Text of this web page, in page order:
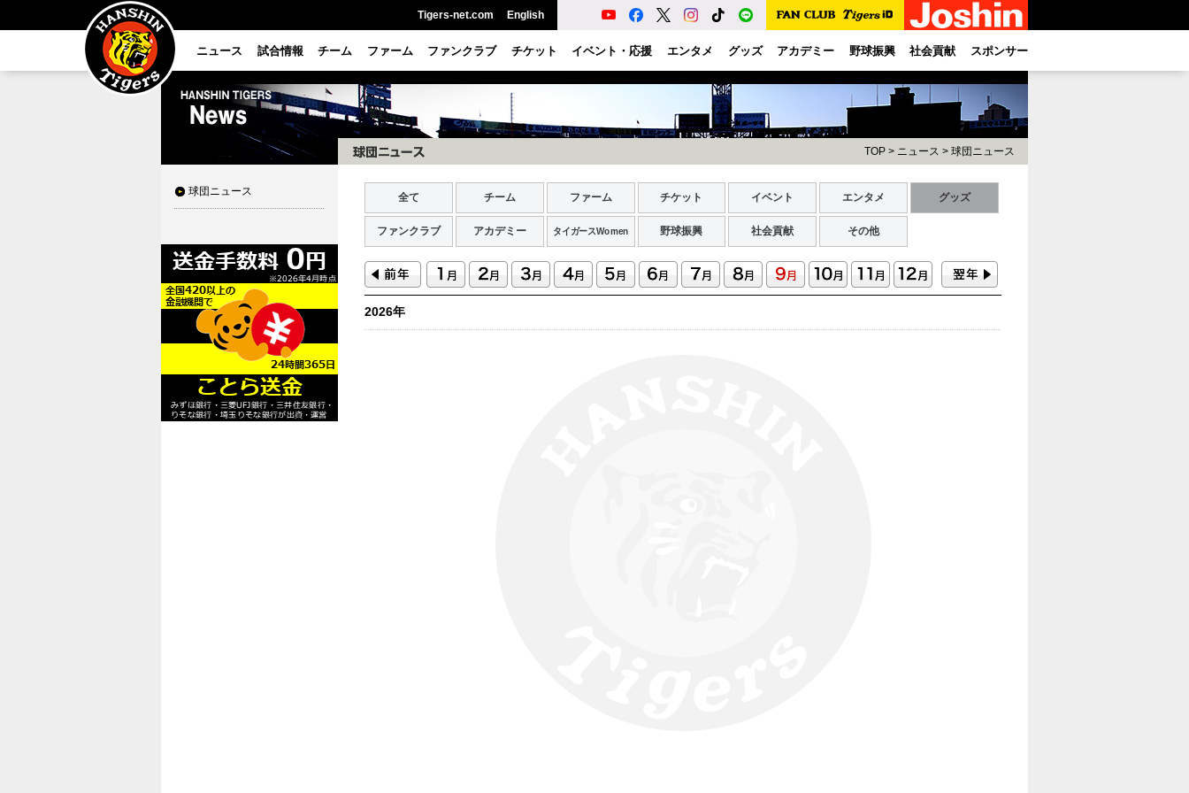
Tigers-net.com English
ニュース 試合情報 チーム ファーム ファンクラブ チケット イベント・応援 エンタメ グッズ アカデミー 野球振興 社会貢献 スポンサー
球団ニュース
TOP > ニュース > 球団ニュース
全て チーム ファーム チケット イベント エンタメ グッズ
ファンクラブ アカデミー タイガースWomen 野球振興 社会貢献 その他
2026年